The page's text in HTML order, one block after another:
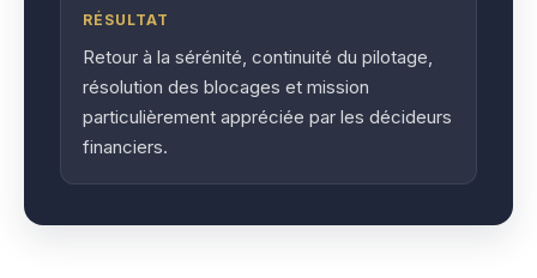
RÉSULTAT
Retour à la sérénité, continuité du pilotage,
résolution des blocages et mission
particulièrement appréciée par les décideurs
financiers.